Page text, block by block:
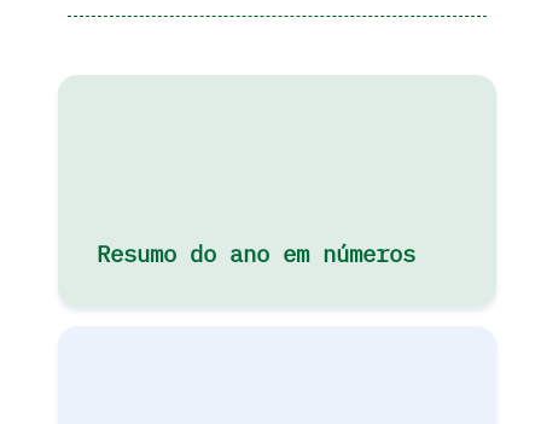
Resumo do ano em números